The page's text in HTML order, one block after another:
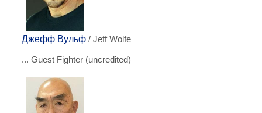
Джефф Вульф / Jeff Wolfe
... Guest Fighter (uncredited)